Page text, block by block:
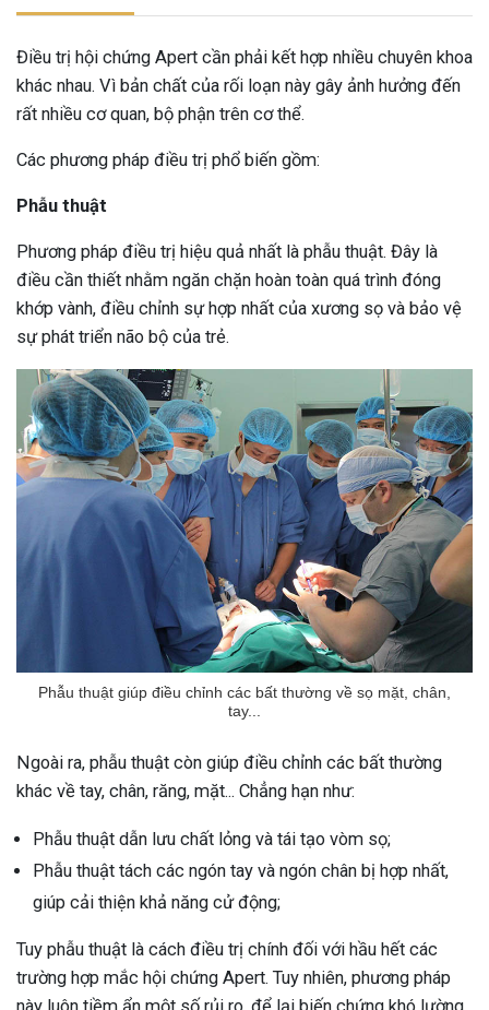
Điều trị hội chứng Apert cần phải kết hợp nhiều chuyên khoa
khác nhau. Vì bản chất của rối loạn này gây ảnh hưởng đến
rất nhiều cơ quan, bộ phận trên cơ thể.
Các phương pháp điều trị phổ biến gồm:
Phẫu thuật
Phương pháp điều trị hiệu quả nhất là phẫu thuật. Đây là
điều cần thiết nhằm ngăn chặn hoàn toàn quá trình đóng
khớp vành, điều chỉnh sự hợp nhất của xương sọ và bảo vệ
sự phát triển não bộ của trẻ.
Phẫu thuật giúp điều chỉnh các bất thường về sọ mặt, chân,
tay...
Ngoài ra, phẫu thuật còn giúp điều chỉnh các bất thường
khác về tay, chân, răng, mặt... Chẳng hạn như:
Phẫu thuật dẫn lưu chất lỏng và tái tạo vòm sọ;
Phẫu thuật tách các ngón tay và ngón chân bị hợp nhất,
giúp cải thiện khả năng cử động;
Tuy phẫu thuật là cách điều trị chính đối với hầu hết các
trường hợp mắc hội chứng Apert. Tuy nhiên, phương pháp